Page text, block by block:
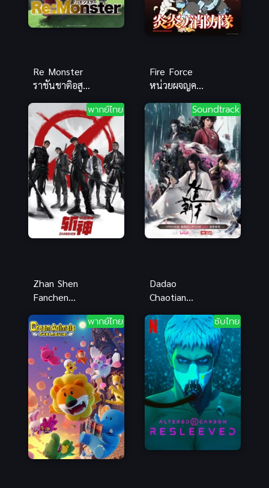
Re Monster
ราชันชาติอสูร
ไทย
Fire Force
หน่วยผจญคน
ซับไทย 2019
พากย์ไทย
Zhan Shen
Fanchen
ไทย
Soundtrack
Dadao
Chaotian
มรรคาเทียบ
เทียมฟ้า
พากย์ไทย ซับไทย